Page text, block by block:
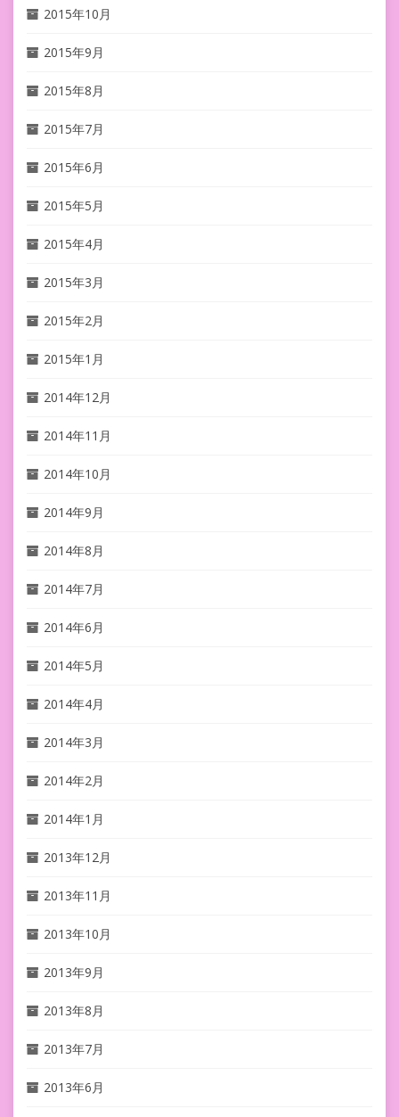
2015年10月
2015年9月
2015年8月
2015年7月
2015年6月
2015年5月
2015年4月
2015年3月
2015年2月
2015年1月
2014年12月
2014年11月
2014年10月
2014年9月
2014年8月
2014年7月
2014年6月
2014年5月
2014年4月
2014年3月
2014年2月
2014年1月
2013年12月
2013年11月
2013年10月
2013年9月
2013年8月
2013年7月
2013年6月